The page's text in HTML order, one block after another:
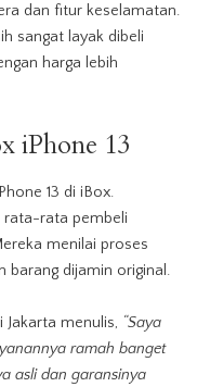
dan fitur keselamatan.
sangat layak dibeli
harga lebih
iPhone 13
13 di iBox.
rata-rata pembeli
menilai proses
barang dijamin original.
Jakarta menulis, “Saya
ramah banget
asli dan garansinya